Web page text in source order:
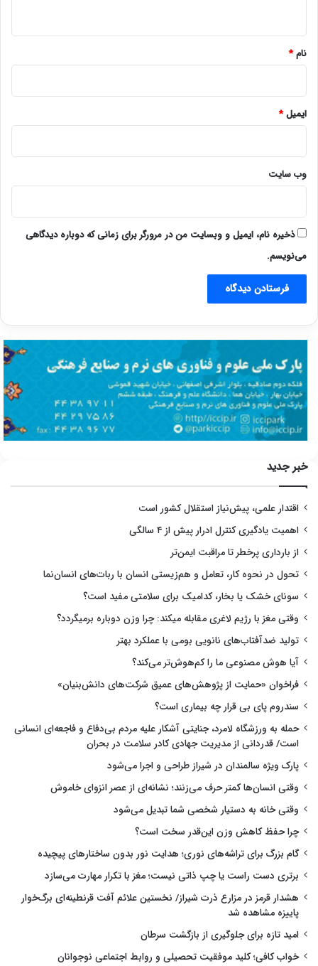
نام*
ایمیل*
وب‌ سایت
ذخیره نام، ایمیل و وبسایت من در مرورگر برای زمانی که دوباره دیدگاهی
می‌نویسم.
خبر جدید
اقتدار علمی، پیش‌نیاز استقلال کشور است
اهمیت یادگیری کنترل ادرار پیش از ۴ سالگی
از بارداری پرخطر تا مراقبت ایمن‌تر
تحول در نحوه کار، تعامل و هم‌زیستی انسان با ربات‌های انسان‌نما
سونای خشک یا بخار، کدامیک برای سلامتی مفید است؟
وقتی مغز با رژیم لاغری مقابله میکند: چرا وزن دوباره برمیگردد؟
تولید ضدآفتاب‌های نانویی بومی با عملکرد بهتر
آیا هوش مصنوعی ما را کم‌هوش‌تر می‌کند؟
فراخوان «حمایت از پژوهش‌های عمیق شرکت‌های دانش‌بنیان»
سندروم پای بی قرار چه بیماری است؟
حمله به ورزشگاه لامرد، جنایتی آشکار علیه مردم بی‌دفاع و فاجعه‌ای انسانی
است/ قدردانی از مدیریت جهادی کادر سلامت در بحران
پارک ویژه سالمندان در شیراز طراحی و اجرا می‌شود
وقتی انسان‌ها کمتر حرف می‌زنند؛ نشانه‌ای از عصر انزوای خاموش
وقتی خانه به دستیار شخصی شما تبدیل می‌شود
چرا حفظ کاهش وزن این‌قدر سخت است؟
گام بزرگ برای تراشه‌های نوری؛ هدایت نور بدون ساختارهای پیچیده
برتری دست راست یا چپ ذاتی نیست؛ مغز با تکرار مهارت می‌سازد
هشدار قرمز در مزارع ذرت شیراز/ نخستین علائم آفت قرنطینه‌ای برگ‌خوار
پاییزه مشاهده شد
امید تازه برای جلوگیری از بازگشت سرطان
خواب کافی؛ کلید موفقیت تحصیلی و روابط اجتماعی نوجوانان